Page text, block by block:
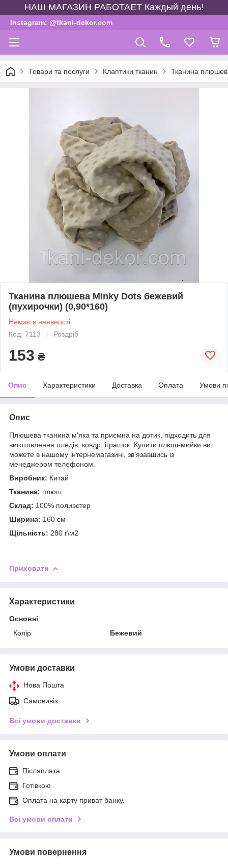
НАШ МАГАЗИН РАБОТАЕТ Каждый день!
Instagram: @tkani-dekor.com
Товари та послуги Клаптики тканин Тканина
Тканина плюшева Minky Dots бежевий
(пухирочки) (0,90*160)
Немає в наявності
Код: 7113
Роздріб
153 ₴
Опис Характеристики Доставка Оплата Умови
Опис
Плюшева тканина м'яка та приємна на дотик, підходить для
виготовлення пледів, ковдр, іграшок. Купити плюш-мийки ви
можете в нашому інтернемагазині, зв'язавшись із
менеджером телефоном.
Виробник: Китай
Тканина: плюш
Склад: 100% полиэстер
Ширина: 160 см
Щільність: 280 г\м2
Приховати
Характеристики
Основні
Колір
Бежевий
Умови доставки
Нова Пошта
Самовивіз
Всі умови доставки
Умови оплати
Післяплата
Готівкою
Оплата на карту приват банку.
Всі умови оплати
Умови повернення